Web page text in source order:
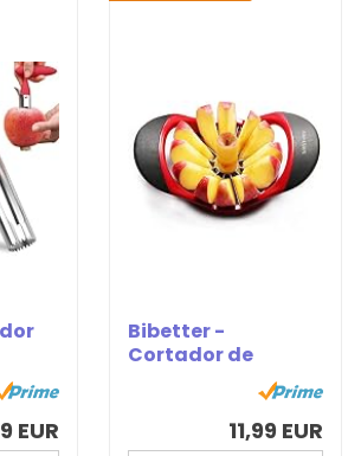
EUR
Bibetter -
Cortador de
11,99 EUR